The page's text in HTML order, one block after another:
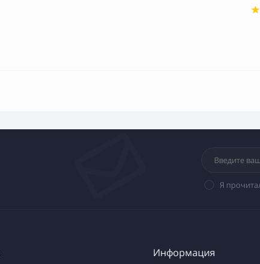
Я
Информация